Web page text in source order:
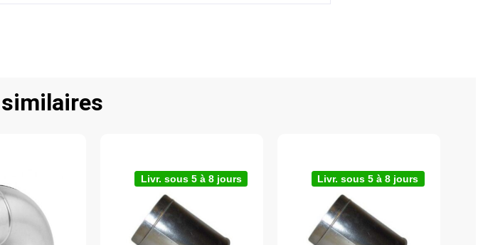
Livr. sous 5 à 8 jours Livr. sous 5 à 8 jours